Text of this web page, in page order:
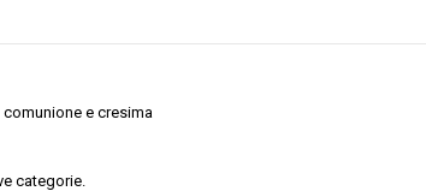
e cresima
categorie.